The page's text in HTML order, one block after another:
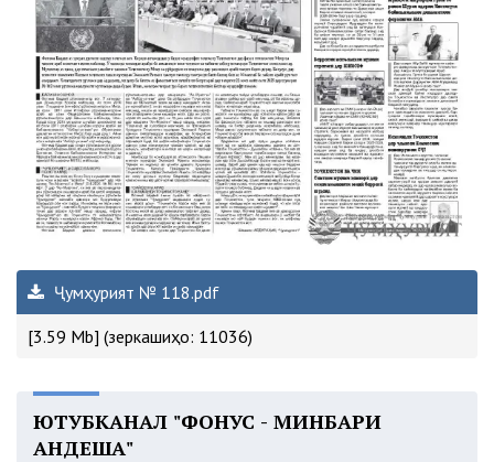
Ҷумҳурият № 118.pdf
[3.59 Mb] (зеркашиҳо: 11036)
ЮТУБКАНАЛ "ФОНУС - МИНБАРИ
АНДЕША"